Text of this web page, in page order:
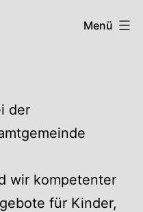
Menü
der
wir kompetenter
für Kinder,